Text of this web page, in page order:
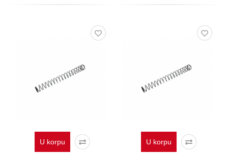
U korpu U korpu